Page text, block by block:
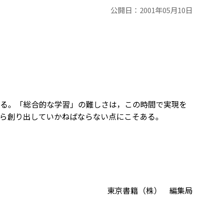
公開日： 2001年05月10日
。「総合的な学習」の難しさは，この時間で実現を
り出していかねばならない点にこそある。
東京書籍（株） 編集局